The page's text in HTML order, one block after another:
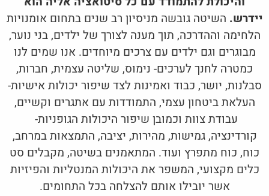
יידרש. השיטה גובשה מניסיון רב שנים בתחום אומנויות
הלחימה וההדרכה, תוך מענה לצורך של ילדים, בני נוער,
מבוגרים וגם ילדים עם צרכים מיוחדים. אנו שמים לנו
כמטרה לחנך לערכים- נימוס, שליטה עצמית, חברות,
סבלנות, יושר, כבוד ואמינות לצד שיפור יכולות אישיות-
העלאת ביטחון עצמי, התמודדות עם אתגרים וקשיים,
עבודת צוות וכמובן שיפור היכולות הגופניות-
קורדינציה, גמישות, מהירות, יציבה, התמצאות במרחב,
כוח, כוח מתפרץ ועוד. המתאמנים בשיטה, מקבלים סט
כלים מקצועי, המשפר את היכולות המנטליות והפיזיות
אשר יובילו אותם להצלחה בכל התחומים.